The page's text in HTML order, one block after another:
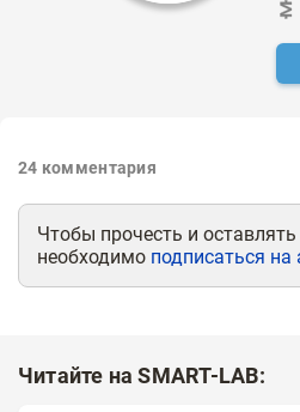
24 комментария
Чтобы прочесть и
необходимо подписаться на
Читайте на SMART-LAB: